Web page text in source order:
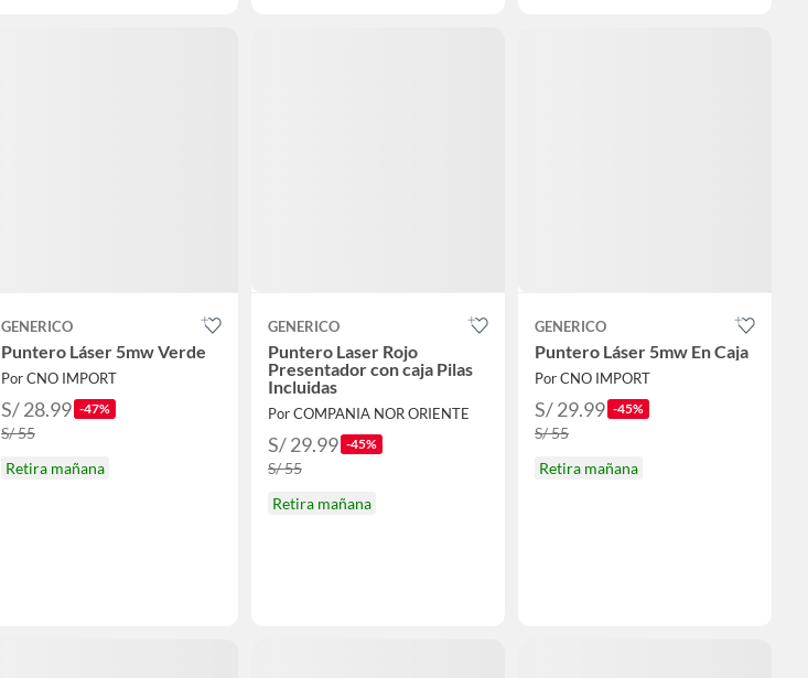
GENERICO
Puntero Láser 5mw Verde
Por CNO IMPORT
S/ 28.99 -47%
S/ 55
Retira mañana
GENERICO
Puntero Laser Rojo
Presentador con caja Pilas
Incluidas
Por COMPANIA NOR ORIENTE
S/ 29.99 -45%
S/ 55
Retira mañana
GENERICO
Puntero Láser 5mw En Caja
Por CNO IMPORT
S/ 29.99 -45%
S/ 55
Retira mañana